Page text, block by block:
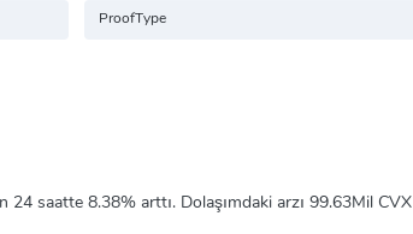
ProofType
24 saatte 8.38% arttı. Dolaşımdaki arzı 99.63Mil CVX